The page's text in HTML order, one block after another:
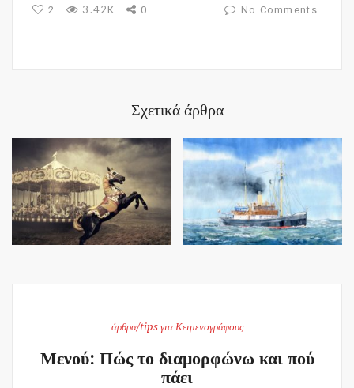
2 3.42K 0 No Comments
Σχετικά άρθρα
άρθρα/tips για Κειμενογράφους
Μενού: Πώς το διαμορφώνω και πού
πάει